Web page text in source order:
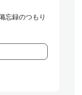
忘録のつもり